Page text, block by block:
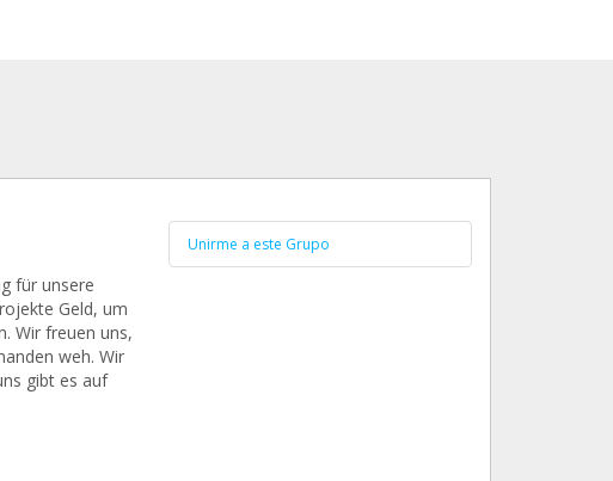
für unsere
Geld, um
Wir freuen uns,
weh. Wir
gibt es auf
Unirme a este Grupo